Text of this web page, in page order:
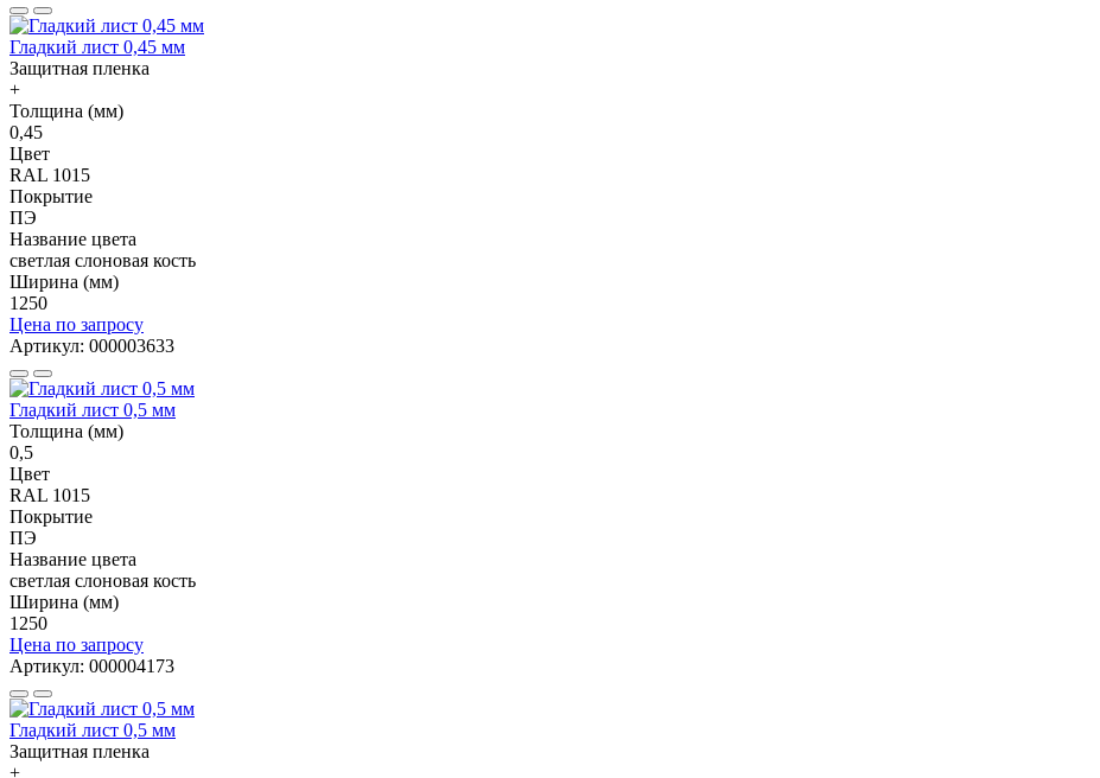
Гладкий лист 0,45 мм
Защитная пленка
+
Толщина (мм)
0,45
Цвет
RAL 1015
Покрытие
ПЭ
Название цвета
светлая слоновая кость
Ширина (мм)
1250
Цена по запросу
Артикул: 000003633
Гладкий лист 0,5 мм
Толщина (мм)
0,5
Цвет
RAL 1015
Покрытие
ПЭ
Название цвета
светлая слоновая кость
Ширина (мм)
1250
Цена по запросу
Артикул: 000004173
Гладкий лист 0,5 мм
Защитная пленка
+